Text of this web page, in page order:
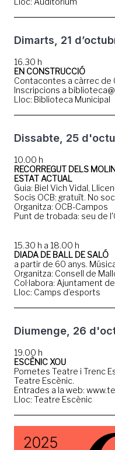
Dimarts, 21
16.30 h
EN CONSTRUCCIÓ
Contacontes a càrrec de
Inscripcions a
Lloc: Biblioteca Municipal
Dissabte, 25
10.00 h
RECORREGUT DELS
ESTAT ACTUAL
Guia: Biel Vich Vidal,
Socis OCB: gratuït. No
Organitza: OCB-Campos
Punt de trobada: seu de
15.30 h a 18.00 h
DIADA DE BALL DE SALÓ
a partir de 60 anys.
Organitza: Consell de
Col·labora: Ajuntament
Lloc: Camps d’esports
Diumenge, 26
19.00 h
ESCÈNIC XOU
Pometes Teatre i Trenc
Teatre Escènic.
Entrades a la web:
Lloc: Teatre Escènic